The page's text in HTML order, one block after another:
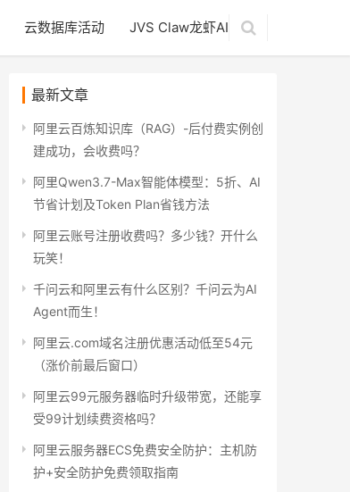
云数据库活动 JVS Claw龙虾AI
最新文章
阿里云百炼知识库（RAG）-后付费实例创
建成功，会收费吗？
阿里Qwen3.7-Max智能体模型：5折、AI
节省计划及Token Plan省钱方法
阿里云账号注册收费吗？多少钱？开什么
玩笑！
千问云和阿里云有什么区别？千问云为AI
Agent而生！
阿里云.com域名注册优惠活动低至54元
（涨价前最后窗口）
阿里云99元服务器临时升级带宽，还能享
受99计划续费资格吗？
阿里云服务器ECS免费安全防护：主机防
护+安全防护免费领取指南